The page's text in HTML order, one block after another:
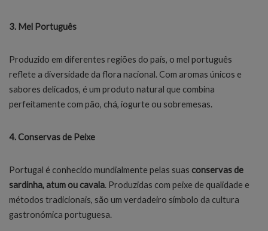
3. Mel Português
Produzido em diferentes regiões do país, o mel português
reflete a diversidade da flora nacional. Com aromas únicos e
sabores delicados, é um produto natural que combina
perfeitamente com pão, chá, iogurte ou sobremesas.
4. Conservas de Peixe
Portugal é conhecido mundialmente pelas suas conservas de
sardinha, atum ou cavala. Produzidas com peixe de qualidade e
métodos tradicionais, são um verdadeiro símbolo da cultura
gastronómica portuguesa.